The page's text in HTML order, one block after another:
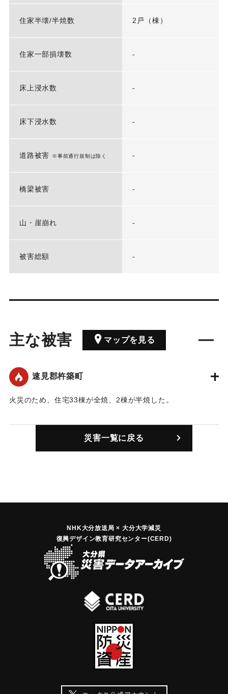
住家半壊/半焼数 2戸（棟）
住家一部損壊数 -
床上浸水数 -
床下浸水数 -
道路被害 ※事前通行規制は除く -
橋梁被害 -
山・崖崩れ -
被害総額 -
主な被害 マップを見る
速見郡杵築町
火災のため、住宅33棟が全焼、2棟が半焼した。
｜固有コード:00515001
災害一覧に戻る
NHK大分放送局 × 大分大学減災
復興デザイン教育研究センター(CERD)